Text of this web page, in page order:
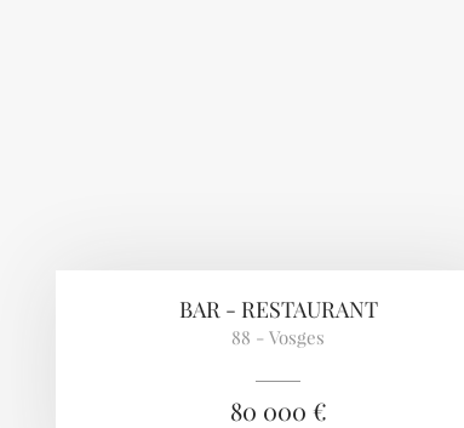
BAR - RESTAURANT
88 - Vosges
80 000 €